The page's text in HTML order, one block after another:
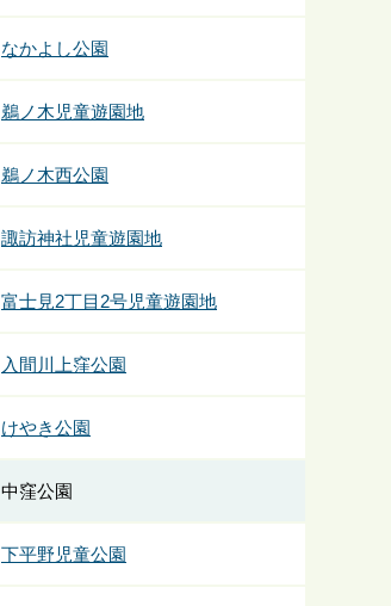
なかよし公園
鵜ノ木児童遊園地
鵜ノ木西公園
諏訪神社児童遊園地
富士見2丁目2号児童遊園地
入間川上窪公園
けやき公園
中窪公園
下平野児童公園